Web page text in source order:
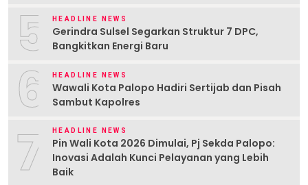
5 HEADLINE NEWS
Gerindra Sulsel Segarkan Struktur 7 DPC,
Bangkitkan Energi Baru
6 HEADLINE NEWS
Wawali Kota Palopo Hadiri Sertijab dan Pisah
Sambut Kapolres
7 HEADLINE NEWS
Pin Wali Kota 2026 Dimulai, Pj Sekda Palopo:
Inovasi Adalah Kunci Pelayanan yang Lebih
Baik